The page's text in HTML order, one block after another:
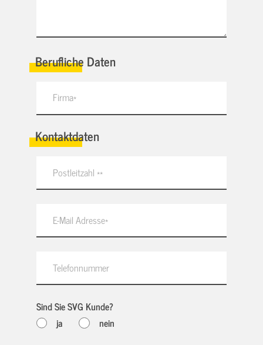
Berufliche Daten
Kontaktdaten
Sind Sie SVG Kunde?
ja
nein